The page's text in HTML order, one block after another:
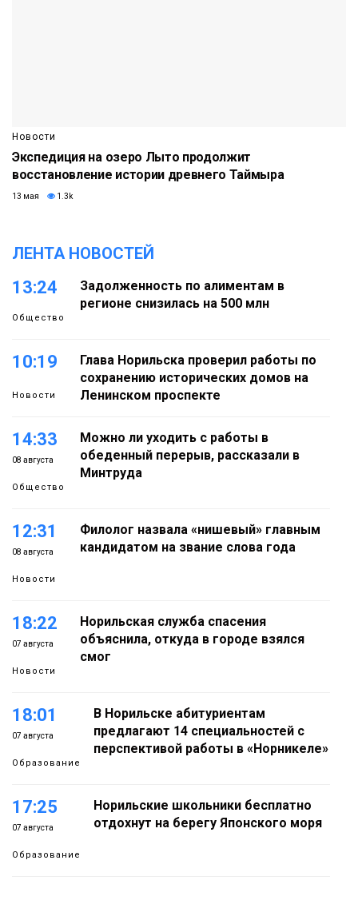
Новости
Экспедиция на озеро Лыто продолжит
восстановление истории древнего Таймыра
13 мая 1.3k
ЛЕНТА НОВОСТЕЙ
13:24
Общество
Задолженность по алиментам в
регионе снизилась на 500 млн
10:19
Новости
Глава Норильска проверил работы по
сохранению исторических домов на
Ленинском проспекте
14:33
08 августа
Общество
Можно ли уходить с работы в
обеденный перерыв, рассказали в
Минтруда
12:31
08 августа
Новости
Филолог назвала «нишевый» главным
кандидатом на звание слова года
18:22
07 августа
Новости
Норильская служба спасения
объяснила, откуда в городе взялся
смог
18:01
07 августа
Образование
В Норильске абитуриентам
предлагают 14 специальностей с
перспективой работы в «Норникеле»
17:25
07 августа
Образование
Норильские школьники бесплатно
отдохнут на берегу Японского моря